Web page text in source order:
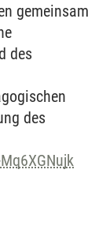
gemeinsam
des
des